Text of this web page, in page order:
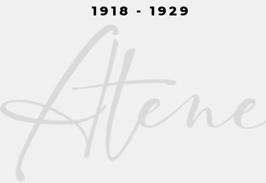
1918 - 1929